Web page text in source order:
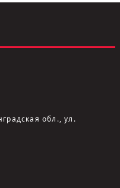
обл., ул.